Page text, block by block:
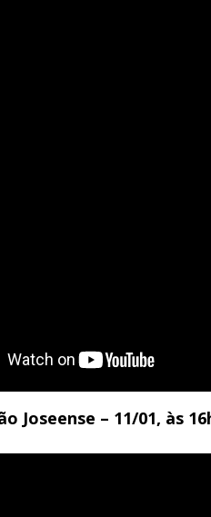
Joseense – 11/01, às